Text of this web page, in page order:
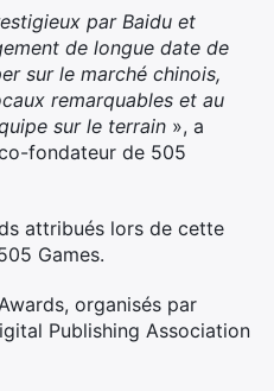
par Baidu et
de longue date de
sur le marché chinois,
remarquables et au
sur le terrain », a
fondateur de 505
attribués lors de cette
Games.
organisés par
Publishing Association